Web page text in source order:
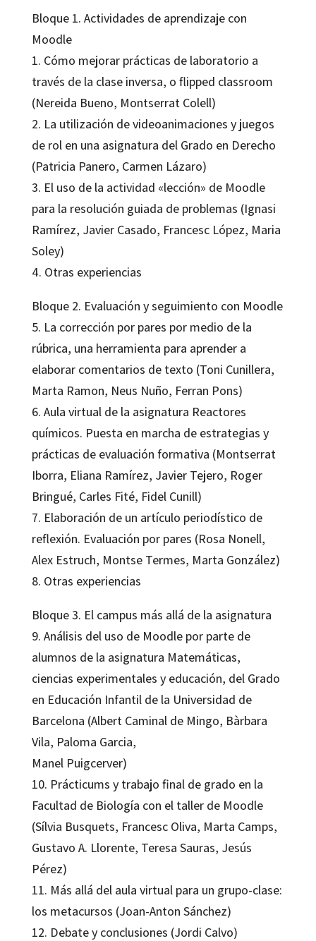
Bloque 1. Actividades de aprendizaje con
Moodle
1. Cómo mejorar prácticas de laboratorio a
través de la clase inversa, o flipped classroom
(Nereida Bueno, Montserrat Colell)
2. La utilización de videoanimaciones y juegos
de rol en una asignatura del Grado en Derecho
(Patricia Panero, Carmen Lázaro)
3. El uso de la actividad «lección» de Moodle
para la resolución guiada de problemas (Ignasi
Ramírez, Javier Casado, Francesc López, Maria
Soley)
4. Otras experiencias
Bloque 2. Evaluación y seguimiento con Moodle
5. La corrección por pares por medio de la
rúbrica, una herramienta para aprender a
elaborar comentarios de texto (Toni Cunillera,
Marta Ramon, Neus Nuño, Ferran Pons)
6. Aula virtual de la asignatura Reactores
químicos. Puesta en marcha de estrategias y
prácticas de evaluación formativa (Montserrat
Iborra, Eliana Ramírez, Javier Tejero, Roger
Bringué, Carles Fité, Fidel Cunill)
7. Elaboración de un artículo periodístico de
reflexión. Evaluación por pares (Rosa Nonell,
Alex Estruch, Montse Termes, Marta González)
8. Otras experiencias
Bloque 3. El campus más allá de la asignatura
9. Análisis del uso de Moodle por parte de
alumnos de la asignatura Matemáticas,
ciencias experimentales y educación, del Grado
en Educación Infantil de la Universidad de
Barcelona (Albert Caminal de Mingo, Bàrbara
Vila, Paloma Garcia,
Manel Puigcerver)
10. Prácticums y trabajo final de grado en la
Facultad de Biología con el taller de Moodle
(Sílvia Busquets, Francesc Oliva, Marta Camps,
Gustavo A. Llorente, Teresa Sauras, Jesús
Pérez)
11. Más allá del aula virtual para un grupo-clase:
los metacursos (Joan-Anton Sánchez)
12. Debate y conclusiones (Jordi Calvo)